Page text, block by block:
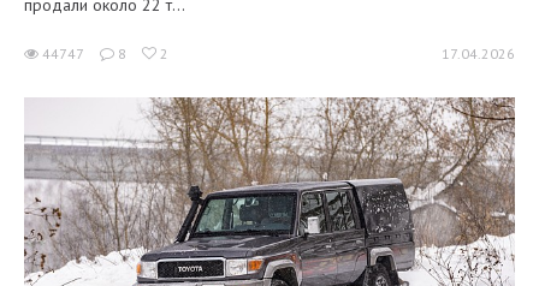
продали около 22 т...
44747 8 2 17.04.2026